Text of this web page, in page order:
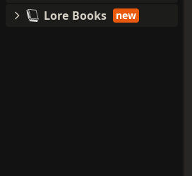
Lore Books
new